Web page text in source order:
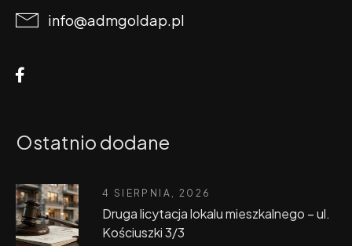
info@admgoldap.pl
Ostatnio dodane
4 SIERPNIA, 2026
Druga licytacja lokalu mieszkalnego – ul.
Kościuszki 3/3